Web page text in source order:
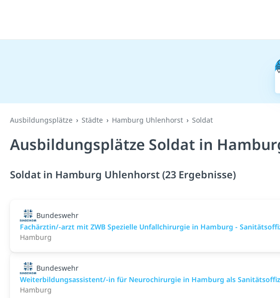
Ausbildungsplätze Städte Hamburg Uhlenhorst Soldat
Ausbildungsplätze Soldat in
Soldat in Hamburg Uhlenhorst (23 Ergebnisse)
Bundeswehr
Fachärztin/-arzt mit ZWB Spezielle Unfallchirurgie in Hamburg -
Hamburg
Bundeswehr
Weiterbildungsassistent/-in für Neurochirurgie in Hamburg als
Hamburg